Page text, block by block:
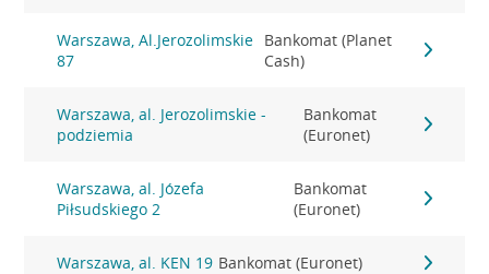
Warszawa, Al.Jerozolimskie
87
Bankomat (Planet
Cash)
Warszawa, al. Jerozolimskie -
podziemia
Bankomat
(Euronet)
Warszawa, al. Józefa
Piłsudskiego 2
Bankomat
(Euronet)
Warszawa, al. KEN 19 Bankomat (Euronet)